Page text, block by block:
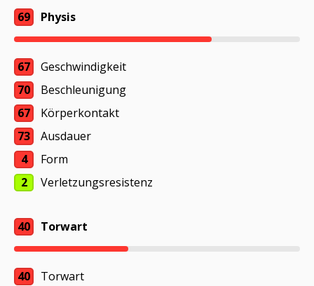
69 Physis
67
Geschwindigkeit
70
Beschleunigung
67
Körperkontakt
73
Ausdauer
4
Form
2
Verletzungsresistenz
40 Torwart
40 Torwart